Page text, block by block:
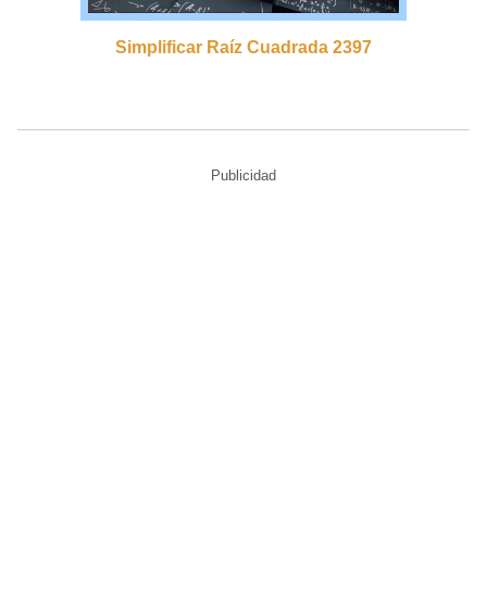
Simplificar Raíz Cuadrada 2397
Publicidad